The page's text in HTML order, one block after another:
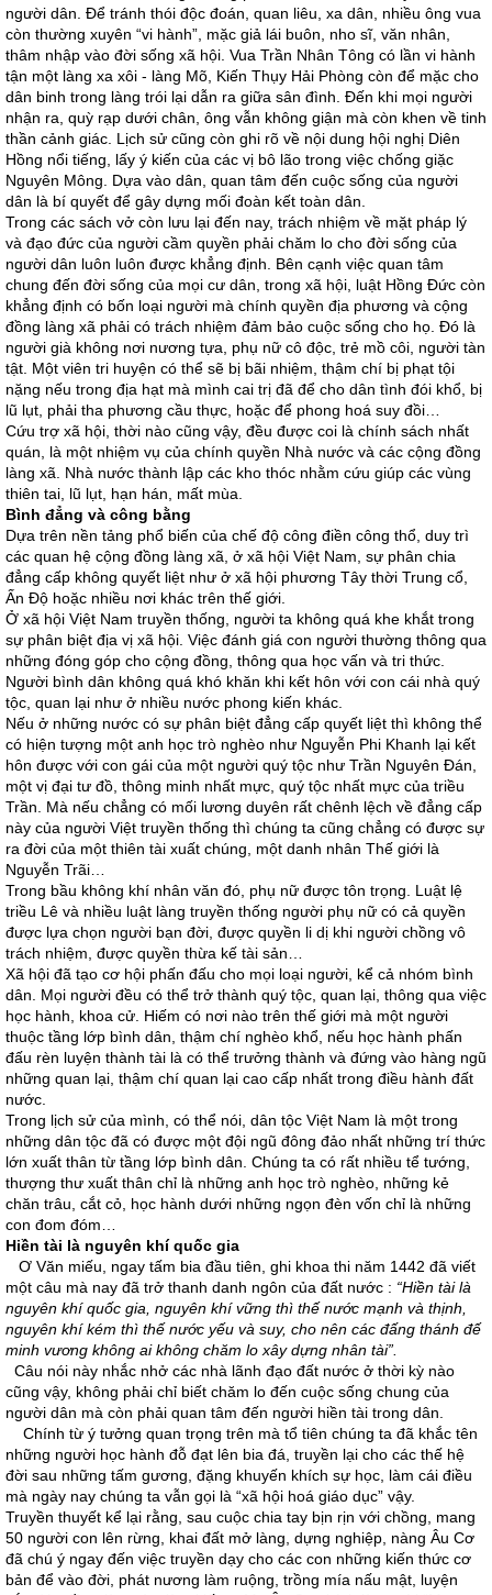
người dân. Để tránh thói độc đoán, quan liêu, xa dân, nhiều ông vua
còn thường xuyên “vi hành”, mặc giả lái buôn, nho sĩ, văn nhân,
thâm nhập vào đời sống xã hội. Vua Trần Nhân Tông có lần vi hành
tận một làng xa xôi - làng Mõ, Kiến Thụy Hải Phòng còn để mặc cho
dân binh trong làng trói lại dẫn ra giữa sân đình. Đến khi mọi người
nhận ra, quỳ rạp dưới chân, ông vẫn không giận mà còn khen về tinh
thần cảnh giác. Lịch sử cũng còn ghi rõ về nội dung hội nghị Diên
Hồng nổi tiếng, lấy ý kiến của các vị bô lão trong việc chống giặc
Nguyên Mông. Dựa vào dân, quan tâm đến cuộc sống của người
dân là bí quyết để gây dựng mối đoàn kết toàn dân.
Trong các sách vở còn lưu lại đến nay, trách nhiệm về mặt pháp lý
và đạo đức của người cầm quyền phải chăm lo cho đời sống của
người dân luôn luôn được khẳng định. Bên cạnh việc quan tâm
chung đến đời sống của mọi cư dân, trong xã hội, luật Hồng Đức còn
khẳng định có bốn loại người mà chính quyền địa phương và cộng
đồng làng xã phải có trách nhiệm đảm bảo cuộc sống cho họ. Đó là
người già không nơi nương tựa, phụ nữ cô độc, trẻ mồ côi, người tàn
tật. Một viên tri huyện có thể sẽ bị bãi nhiệm, thậm chí bị phạt tội
nặng nếu trong địa hạt mà mình cai trị đã để cho dân tình đói khổ, bị
lũ lụt, phải tha phương cầu thực, hoặc để phong hoá suy đồi…
Cứu trợ xã hội, thời nào cũng vậy, đều được coi là chính sách nhất
quán, là một nhiệm vụ của chính quyền Nhà nước và các cộng đồng
làng xã. Nhà nước thành lập các kho thóc nhằm cứu giúp các vùng
thiên tai, lũ lụt, hạn hán, mất mùa.
Bình đẳng và công bằng
Dựa trên nền tảng phổ biến của chế độ công điền công thổ, duy trì
các quan hệ cộng đồng làng xã, ở xã hội Việt Nam, sự phân chia
đẳng cấp không quyết liệt như ở xã hội phương Tây thời Trung cổ,
Ấn Độ hoặc nhiều nơi khác trên thế giới.
Ở xã hội Việt Nam truyền thống, người ta không quá khe khắt trong
sự phân biệt địa vị xã hội. Việc đánh giá con người thường thông qua
những đóng góp cho cộng đồng, thông qua học vấn và tri thức.
Người bình dân không quá khó khăn khi kết hôn với con cái nhà quý
tộc, quan lại như ở nhiều nước phong kiến khác.
Nếu ở những nước có sự phân biệt đẳng cấp quyết liệt thì không thể
có hiện tượng một anh học trò nghèo như Nguyễn Phi Khanh lại kết
hôn được với con gái của một người quý tộc như Trần Nguyên Đán,
một vị đại tư đồ, thông minh nhất mực, quý tộc nhất mực của triều
Trần. Mà nếu chẳng có mối lương duyên rất chênh lệch về đẳng cấp
này của người Việt truyền thống thì chúng ta cũng chẳng có được sự
ra đời của một thiên tài xuất chúng, một danh nhân Thế giới là
Nguyễn Trãi…
Trong bầu không khí nhân văn đó, phụ nữ được tôn trọng. Luật lệ
triều Lê và nhiều luật làng truyền thống người phụ nữ có cả quyền
được lựa chọn người bạn đời, được quyền li dị khi người chồng vô
trách nhiệm, được quyền thừa kế tài sản…
Xã hội đã tạo cơ hội phấn đấu cho mọi loại người, kể cả nhóm bình
dân. Mọi người đều có thể trở thành quý tộc, quan lại, thông qua việc
học hành, khoa cử. Hiếm có nơi nào trên thế giới mà một người
thuộc tầng lớp bình dân, thậm chí nghèo khổ, nếu học hành phấn
đấu rèn luyện thành tài là có thể trưởng thành và đứng vào hàng ngũ
những quan lại, thậm chí quan lại cao cấp nhất trong điều hành đất
nước.
Trong lịch sử của mình, có thể nói, dân tộc Việt Nam là một trong
những dân tộc đã có được một đội ngũ đông đảo nhất những trí thức
lớn xuất thân từ tầng lớp bình dân. Chúng ta có rất nhiều tể tướng,
thượng thư xuất thân chỉ là những anh học trò nghèo, những kẻ
chăn trâu, cắt cỏ, học hành dưới những ngọn đèn vốn chỉ là những
con đom đóm…
Hiền tài là nguyên khí quốc gia
Ơ Văn miếu, ngay tấm bia đầu tiên, ghi khoa thi năm 1442 đã viết
một câu mà nay đã trở thanh danh ngôn của đất nước : “Hiền tài là
nguyên khí quốc gia, nguyên khí vững thì thế nước mạnh và thịnh,
nguyên khí kém thì thế nước yếu và suy, cho nên các đấng thánh đế
minh vương không ai không chăm lo xây dựng nhân tài”.
Câu nói này nhắc nhở các nhà lãnh đạo đất nước ở thời kỳ nào
cũng vậy, không phải chỉ biết chăm lo đến cuộc sống chung của
người dân mà còn phải quan tâm đến người hiền tài trong dân.
Chính từ ý tưởng quan trọng trên mà tổ tiên chúng ta đã khắc tên
những người học hành đỗ đạt lên bia đá, truyền lại cho các thế hệ
đời sau những tấm gương, đặng khuyến khích sự học, làm cái điều
mà ngày nay chúng ta vẫn gọi là “xã hội hoá giáo dục” vậy.
Truyền thuyết kể lại rằng, sau cuộc chia tay bịn rịn với chồng, mang
50 người con lên rừng, khai đất mở làng, dựng nghiệp, nàng Âu Cơ
đã chú ý ngay đến việc truyền dạy cho các con những kiến thức cơ
bản để vào đời, phát nương làm ruộng, trồng mía nấu mật, luyện